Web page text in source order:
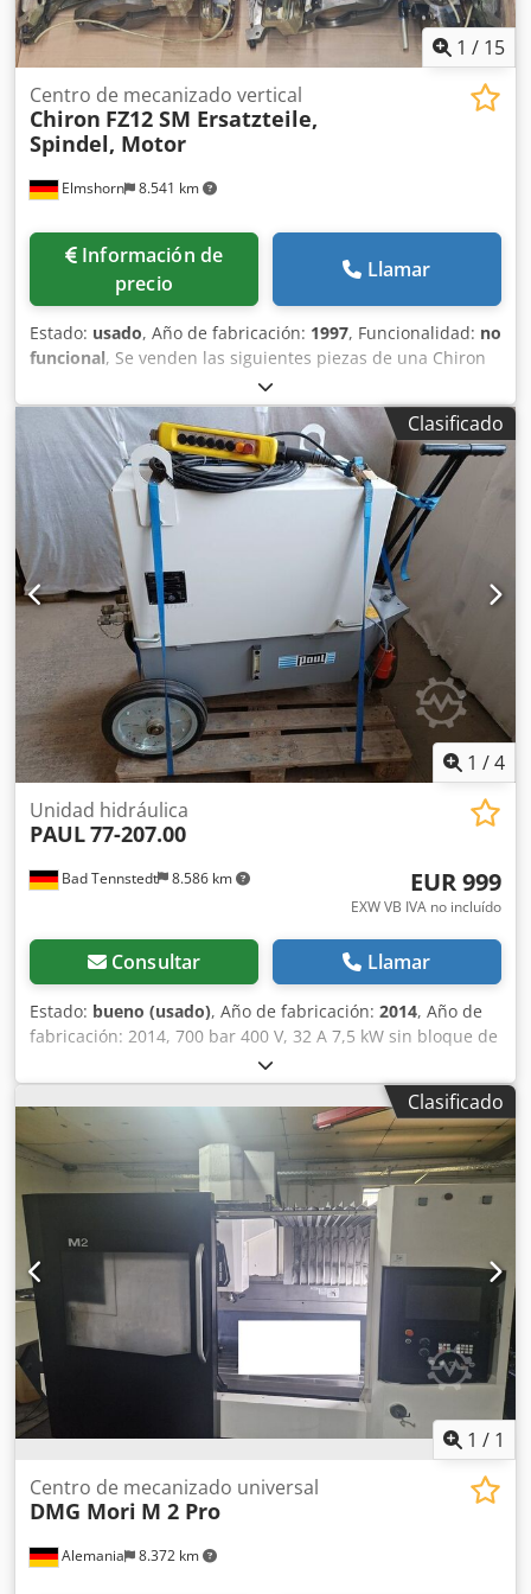
1 / 15
Elmshorn 8.541 km
Centro de mecanizado vertical
Chiron FZ12 SM Ersatzteile,
Spindel, Motor
Información de
precio
Llamar
Estado: usado, Año de fabricación: 1997, Funcionalidad: no
funcional, Se venden las siguientes piezas de una Chiron
FZ 12 SM, año 1997: Crodpsxdhp Esfx Alcof 9 uds. brazos
portaherramientas 1 ud. husillo 1 ud. motor de husillo
Clasificado
1 /4
Bad Tennstedt 8.586 km
Unidad hidráulica
PAUL77-207.00
EUR 999
EXW VB IVA no incluído
Consultar Llamar
Estado: bueno (usado), Año de fabricación: 2014, Año de
fabricación: 2014, 700 bar 400 V, 32 A 7,5 kW sin bloque de
control Disponible en varias unidades. Crodpfxjkytdgj Alcof
Clasificado
1 / 1
Alemania 8.372 km
Centro de mecanizado universal
DMG Mori M 2 Pro